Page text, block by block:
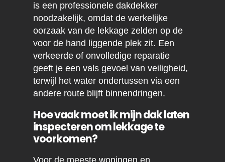
is een professionele dakdekker
noodzakelijk, omdat de werkelijke
oorzaak van de lekkage zelden op de
voor de hand liggende plek zit. Een
verkeerde of onvolledige reparatie
geeft je een vals gevoel van veiligheid,
terwijl het water ondertussen via een
andere route blijft binnendringen.
Hoe vaak moet ik mijn dak laten
inspecteren om lekkage te
voorkomen?